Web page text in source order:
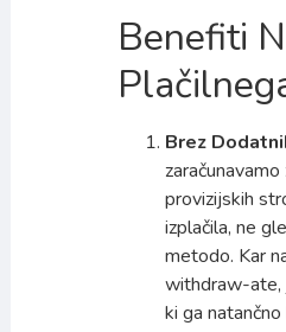
Benefiti
Brez
provizijskih
izplačila, ne
metodo. Kar
withdraw-ate,
ki ga